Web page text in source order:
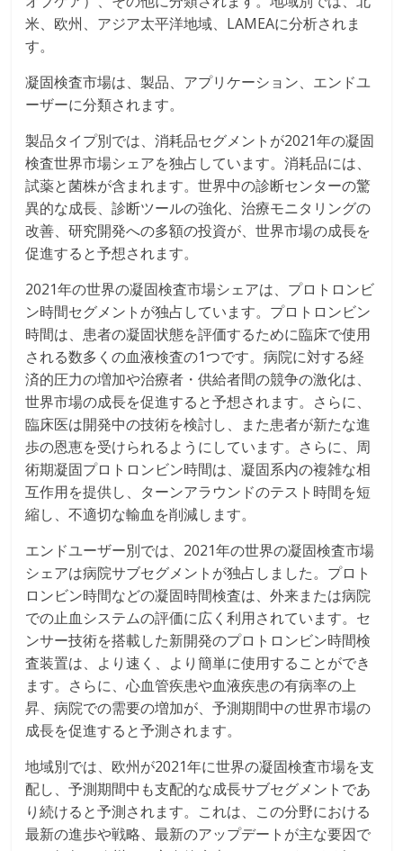
米、欧州、アジア太平洋地域、LAMEAに分析されま
す。
凝固検査市場は、製品、アプリケーション、エンドユ
ーザーに分類されます。
製品タイプ別では、消耗品セグメントが2021年の凝固
検査世界市場シェアを独占しています。消耗品には、
試薬と菌株が含まれます。世界中の診断センターの驚
異的な成長、診断ツールの強化、治療モニタリングの
改善、研究開発への多額の投資が、世界市場の成長を
促進すると予想されます。
2021年の世界の凝固検査市場シェアは、プロトロンビ
ン時間セグメントが独占しています。プロトロンビン
時間は、患者の凝固状態を評価するために臨床で使用
される数多くの血液検査の1つです。病院に対する経
済的圧力の増加や治療者・供給者間の競争の激化は、
世界市場の成長を促進すると予想されます。さらに、
臨床医は開発中の技術を検討し、また患者が新たな進
歩の恩恵を受けられるようにしています。さらに、周
術期凝固プロトロンビン時間は、凝固系内の複雑な相
互作用を提供し、ターンアラウンドのテスト時間を短
縮し、不適切な輸血を削減します。
エンドユーザー別では、2021年の世界の凝固検査市場
シェアは病院サブセグメントが独占しました。プロト
ロンビン時間などの凝固時間検査は、外来または病院
での止血システムの評価に広く利用されています。セ
ンサー技術を搭載した新開発のプロトロンビン時間検
査装置は、より速く、より簡単に使用することができ
ます。さらに、心血管疾患や血液疾患の有病率の上
昇、病院での需要の増加が、予測期間中の世界市場の
成長を促進すると予測されます。
地域別では、欧州が2021年に世界の凝固検査市場を支
配し、予測期間中も支配的な成長サブセグメントであ
り続けると予測されます。これは、この分野における
最新の進歩や戦略、最新のアップデートが主な要因で